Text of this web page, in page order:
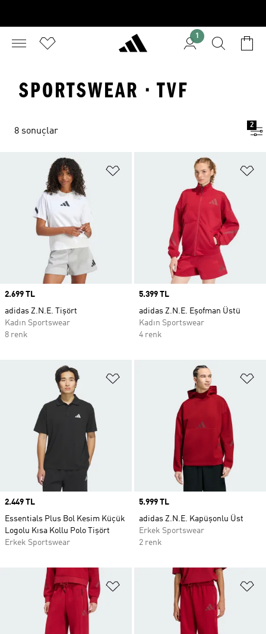
1
SPORTSWEAR · TVF
8 sonuçlar
2
Favori Listesine Ekle
Price
2.699 TL
adidas Z.N.E. Tişört
Kadın Sportswear
8 renk
Price
5.399 TL
adidas Z.N.E. Eşofman Üstü
Kadın Sportswear
4 renk
Favori Listesine Ekle
Price
2.449 TL
Essentials Plus Bol Kesim Küçük
Logolu Kısa Kollu Polo Tişört
Erkek Sportswear
Price
5.999 TL
adidas Z.N.E. Kapüşonlu Üst
Erkek Sportswear
2 renk
Favori Listesine Ekle